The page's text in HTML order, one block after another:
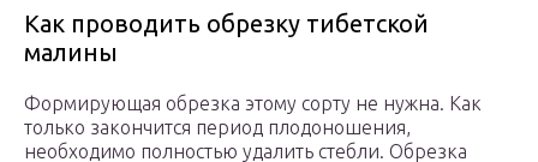
Как проводить обрезку тибетской
малины
Формирующая обрезка этому сорту не нужна. Как
только закончится период плодоношения,
необходимо полностью удалить стебли. Обрезка